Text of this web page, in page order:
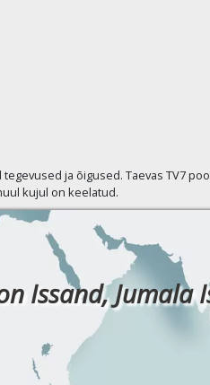
ja õigused. Taevas TV7
kujul on keelatud.
Issand, Jumala